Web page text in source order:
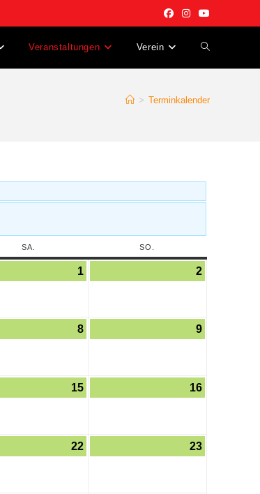
Veranstaltungen Verein
> Terminkalender
SA. SO.
1 2
8 9
15 16
22 23